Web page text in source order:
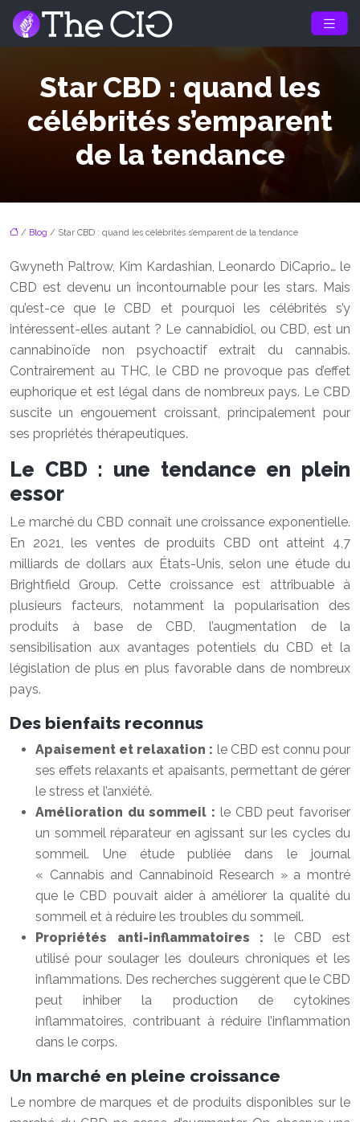
Star CBD : quand les
célébrités s’emparent
de la tendance
/ Blog / Star CBD : quand les célébrités s’emparent de la tendance
Gwyneth Paltrow, Kim Kardashian, Leonardo DiCaprio… le
CBD est devenu un incontournable pour les stars. Mais
qu’est-ce que le CBD et pourquoi les célébrités s’y
intéressent-elles autant ? Le cannabidiol, ou CBD, est un
cannabinoïde non psychoactif extrait du cannabis.
Contrairement au THC, le CBD ne provoque pas d’effet
euphorique et est légal dans de nombreux pays. Le CBD
suscite un engouement croissant, principalement pour
ses propriétés thérapeutiques.
Le CBD : une tendance en plein
essor
Le marché du CBD connaît une croissance exponentielle.
En 2021, les ventes de produits CBD ont atteint 4,7
milliards de dollars aux États-Unis, selon une étude du
Brightfield Group. Cette croissance est attribuable à
plusieurs facteurs, notamment la popularisation des
produits à base de CBD, l’augmentation de la
sensibilisation aux avantages potentiels du CBD et la
législation de plus en plus favorable dans de nombreux
pays.
Des bienfaits reconnus
Apaisement et relaxation : le CBD est connu pour
ses effets relaxants et apaisants, permettant de gérer
le stress et l’anxiété.
Amélioration du sommeil : le CBD peut favoriser
un sommeil réparateur en agissant sur les cycles du
sommeil. Une étude publiée dans le journal
« Cannabis and Cannabinoid Research » a montré
que le CBD pouvait aider à améliorer la qualité du
sommeil et à réduire les troubles du sommeil.
Propriétés anti-inflammatoires : le CBD est
utilisé pour soulager les douleurs chroniques et les
inflammations. Des recherches suggèrent que le CBD
peut inhiber la production de cytokines
inflammatoires, contribuant à réduire l’inflammation
dans le corps.
Un marché en pleine croissance
Le nombre de marques et de produits disponibles sur le